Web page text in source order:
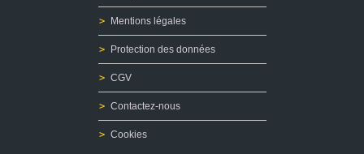
Mentions légales
Protection des données
CGV
Contactez-nous
Cookies